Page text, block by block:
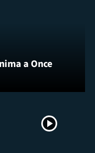
a Once